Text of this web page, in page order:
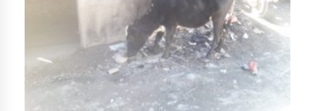
तातोपानी गाउँपालिका जुम्लाको बालविवाह सन्देश
तातोपानी गाउँपालिका जुम्लाको सूचना